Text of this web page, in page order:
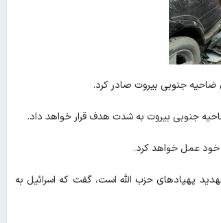
ضاحیه جنوبی بیروت صادر کرد.
جنوبی بیروت به شدت هدف قرار خواهد داد.
خود عمل خواهد کرد.
پهپادهای حزب الله است، گفت که اسرائیل به